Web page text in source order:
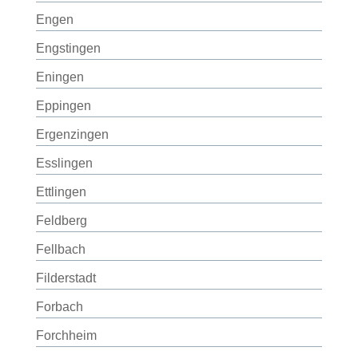
Engen
Engstingen
Eningen
Eppingen
Ergenzingen
Esslingen
Ettlingen
Feldberg
Fellbach
Filderstadt
Forbach
Forchheim